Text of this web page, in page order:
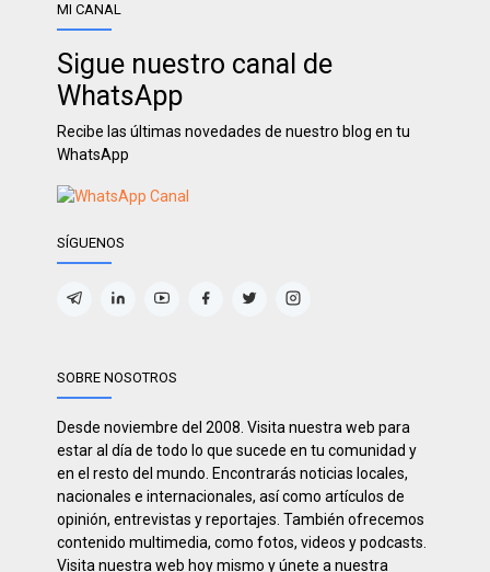
MI CANAL
Sigue nuestro canal de
WhatsApp
Recibe las últimas novedades de nuestro blog en tu
WhatsApp
SÍGUENOS
SOBRE NOSOTROS
Desde noviembre del 2008. Visita nuestra web para
estar al día de todo lo que sucede en tu comunidad y
en el resto del mundo. Encontrarás noticias locales,
nacionales e internacionales, así como artículos de
opinión, entrevistas y reportajes. También ofrecemos
contenido multimedia, como fotos, videos y podcasts.
Visita nuestra web hoy mismo y únete a nuestra